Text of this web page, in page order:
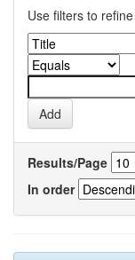
Use filters to
Results/Page
In order